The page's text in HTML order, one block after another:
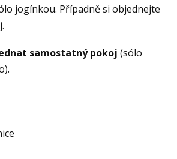
jogínkou. Případně si objednejte
samostatný pokoj (sólo